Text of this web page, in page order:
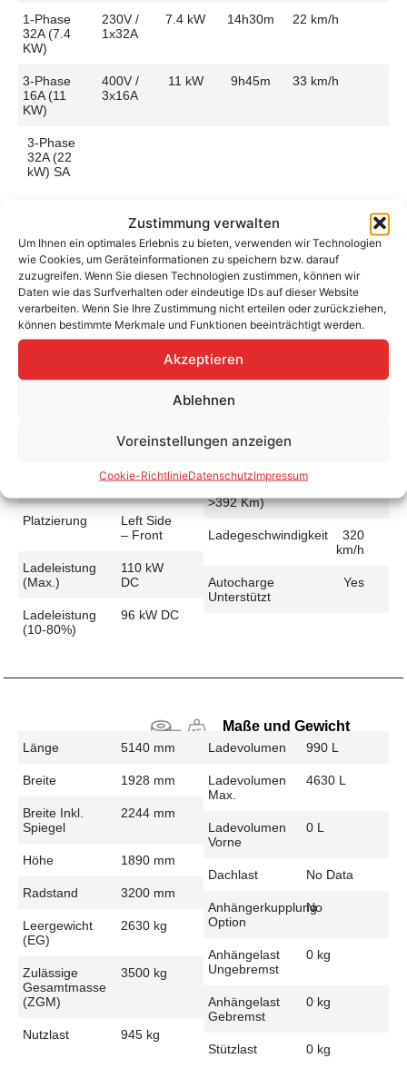
Zustimmung verwalten
Um Ihnen ein optimales Erlebnis zu bieten, verwenden wir Technologien
wie Cookies, um Geräteinformationen zu speichern bzw. darauf
zuzugreifen. Wenn Sie diesen Technologien zustimmen, können wir
Daten wie das Surfverhalten oder eindeutige IDs auf dieser Website
verarbeiten. Wenn Sie Ihre Zustimmung nicht erteilen oder zurückziehen,
können bestimmte Merkmale und Funktionen beeinträchtigt werden.
Akzeptieren
Ablehnen
Voreinstellungen anzeigen
Cookie-RichtlinieDatenschutzImpressum
1-Phase
32A (7.4
KW)
230V /
1x32A
7.4 kW 14h30m 22 km/h
3-Phase
16A (11
KW)
400V /
3x16A
11 kW 9h45m 33 km/h
3-Phase
32A (22
kW) SA
Aufladen zu Hause / am Fahrtziel
Ladeanschluss Type 2
Platzierung
Left Side
– Front
Ladezeit (0-
>490 Km)
9h45m
Ladegeschwindigkeit33 km/h
Platzierung
Left Side
– Front
Ladeleistung
(max.)
110 kW
DC
Ladeleistung
(10-80%)
96 kW DC
>392 Km)
Ladegeschwindigkeit
320
km/h
Autocharge
Unterstützt
Yes
Maße und Gewicht
Länge 5140 mm
Breite 1928 mm
Breite Inkl.
Spiegel
2244 mm
Höhe 1890 mm
Radstand 3200 mm
Leergewicht
(EG)
2630 kg
Zulässige
Gesamtmasse
(zGM)
3500 kg
Nutzlast 945 kg
Ladevolumen 990 L
Ladevolumen
Max.
4630 L
Ladevolumen
Vorne
0 L
Dachlast No Data
Anhängerkupplung
Option
No
Anhängelast
Ungebremst
0 kg
Anhängelast
Gebremst
0 kg
Stützlast 0 kg